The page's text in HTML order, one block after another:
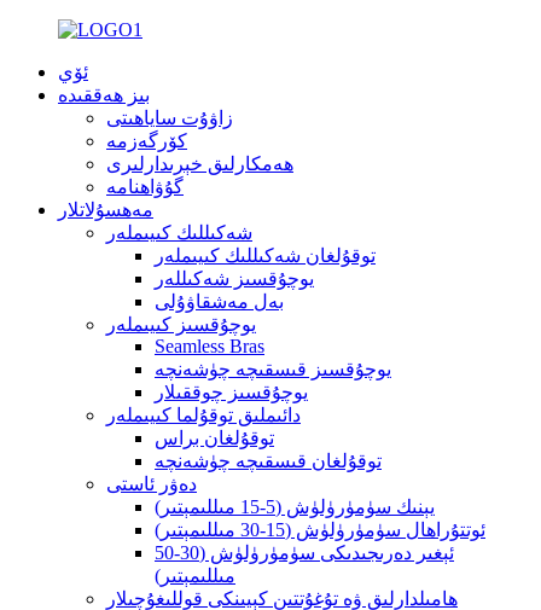
ئۆي
بىز ھەققىدە
زاۋۇت ساياھىتى
كۆرگەزمە
ھەمكارلىق خېرىدارلىرى
گۇۋاھنامە
مەھسۇلاتلار
شەكىللىك كىيىملەر
توقۇلغان شەكىللىك كىيىملەر
يوچۇقسىز شەكىللەر
بەل مەشقاۋۇلى
يوچۇقسىز كىيىملەر
Seamless Bras
يوچۇقسىز قىسقىچە چۈشەنچە
يوچۇقسىز چوققىلار
دائىملىق توقۇلما كىيىملەر
توقۇلغان براس
توقۇلغان قىسقىچە چۈشەنچە
دەۋر ئاستى
يېنىك سۈمۈرۈلۈش (5-15 مىللىمېتىر)
ئوتتۇراھال سۈمۈرۈلۈش (15-30 مىللىمېتىر)
ئېغىر دەرىجىدىكى سۈمۈرۈلۈش (30-50
مىللىمېتىر)
ھامىلدارلىق ۋە تۇغۇتتىن كېيىنكى قوللىغۇچىلار